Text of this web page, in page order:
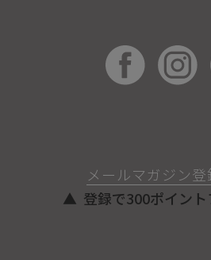
メールマガジン登
登録で300ポイント